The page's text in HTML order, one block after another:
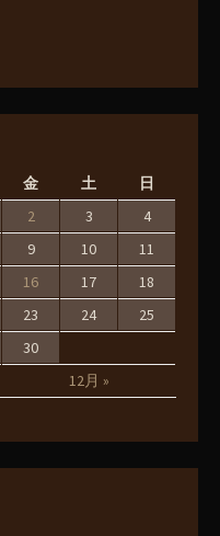
金 土 日
12月 »
2 3
4
9 10
11
16 17
18
23 24
25
30